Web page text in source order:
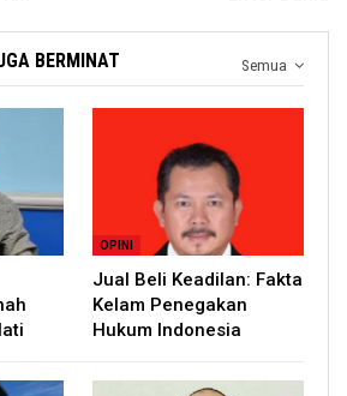
Semua
BERMINAT
OPINI
Jual Beli Keadilan: Fakta
Kelam Penegakan
Hukum Indonesia